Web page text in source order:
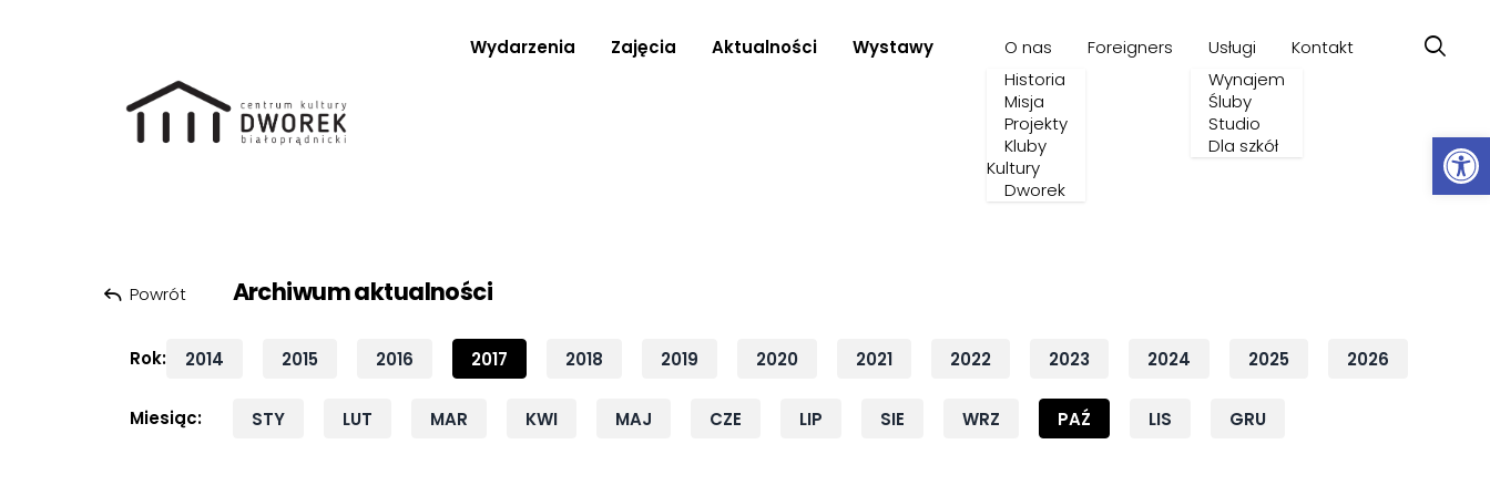
Wydarzenia Zajęcia Aktualności Wystawy
O nas
Historia
Misja
Projekty
Kluby
Kultury
Dworek
Foreigners
Usługi
Wynajem
Śluby
Studio
Dla szkół
Kontakt
Archiwum aktualności
Powrót
Rok: 2014 2015 2016 2017 2018 2019 2020 2021 2022 2023 2024 2025 2026
Miesiąc: STY LUT MAR KWI MAJ CZE LIP SIE WRZ PAŹ LIS GRU